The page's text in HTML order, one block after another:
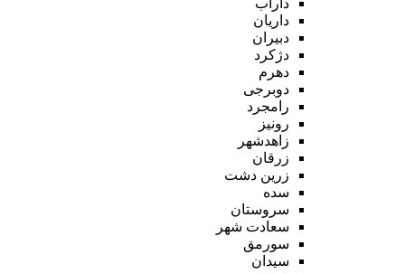
داریان
دبیران
دژکرد
دهرم
دوبرجی
رامجرد
رونیز
زاهدشهر
زرقان
زرین دشت
سده
سروستان
سعادت شهر
سورمق
سیدان